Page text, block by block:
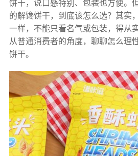
饼干，说口感特别、包装也方便。
的解馋饼干，到底该怎么选？其实
一样，不能只看名气或包装，得从
从普通消费者的角度，聊聊怎么理
饼干。